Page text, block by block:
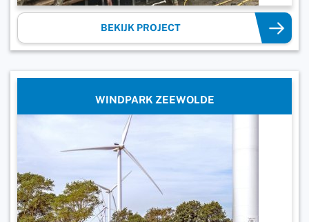
BEKIJK PROJECT
WINDPARK ZEEWOLDE